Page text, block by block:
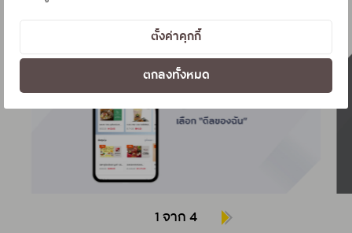
ตั้งค่าคุกกี้
ตกลงทั้งหมด
1 จาก 4